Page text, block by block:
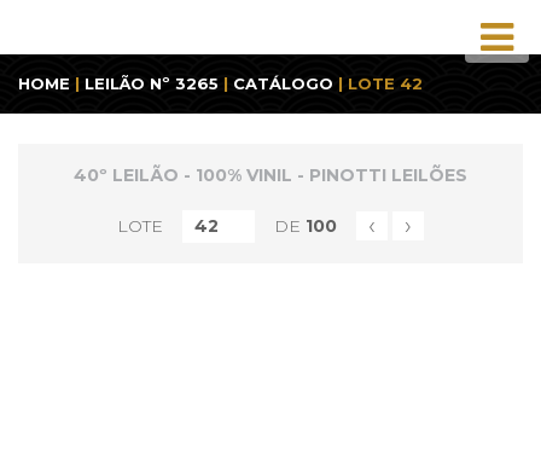
HOME | LEILÃO Nº 3265 | CATÁLOGO | LOTE 42
40º LEILÃO - 100% VINIL - PINOTTI LEILÕES
LOTE DE 100 ‹ ›